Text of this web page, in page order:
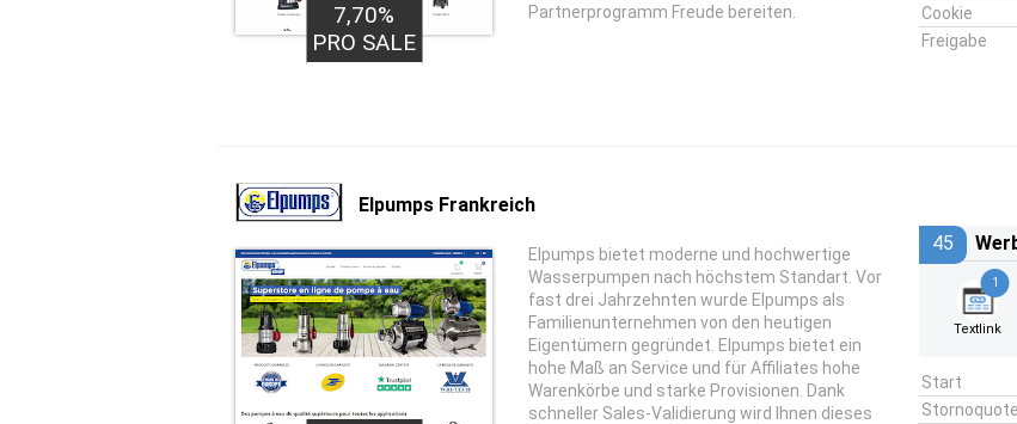
7,70%
PRO SALE
Partnerprogramm Freude bereiten.
Cookie
Freigabe
Elpumps Frankreich
Elpumps bietet moderne und hochwertige
Wasserpumpen nach höchstem Standart. Vor
fast drei Jahrzehnten wurde Elpumps als
Familienunternehmen von den heutigen
Eigentümern gegründet. Elpumps bietet ein
hohe Maß an Service und für Affiliates hohe
Warenkörbe und starke Provisionen. Dank
schneller Sales-Validierung wird Ihnen dieses
45
1
Textlink
Start
Stornoquote